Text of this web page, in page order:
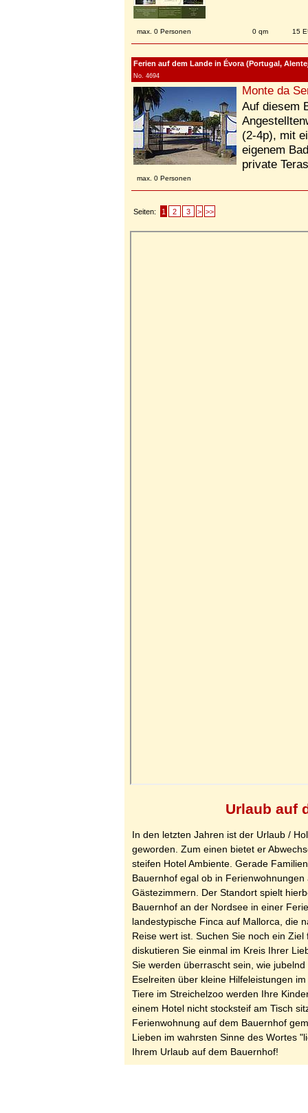
max. 0 Personen 0 qm 15
Ferien auf dem Lande in Évora (Portugal,
No. 4694
Monte da
Auf diesem
(2-4p), mit
eigenem
private
max. 0 Personen
Seiten: 1 2 3 > >>
Urlaub auf
In den letzten Jahren ist der Urlaub /
geworden. Zum einen bietet er
steifen Hotel Ambiente. Gerade
Bauernhof egal ob in
Gästezimmern. Der Standort spielt
Bauernhof an der Nordsee in einer
landestypische Finca auf Mallorca, die
Reise wert ist. Suchen Sie noch ein
diskutieren Sie einmal im Kreis Ihrer
Sie werden überrascht sein, wie
Eselreiten über kleine Hilfeleistungen
Tiere im Streichelzoo werden Ihre
einem Hotel nicht stocksteif am Tisch
Ferienwohnung auf dem Bauernhof
Lieben im wahrsten Sinne des Wortes
Ihrem Urlaub auf dem Bauernhof!